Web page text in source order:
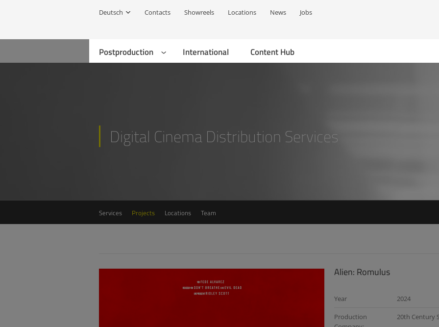
Deutsch Contacts Showreels Locations News Jobs
Postproduction International Content Hub
Digital Cinema Distribution Services
Services Projects Locations Team
Alien: Romulus
Year 2024
Production
20th Century